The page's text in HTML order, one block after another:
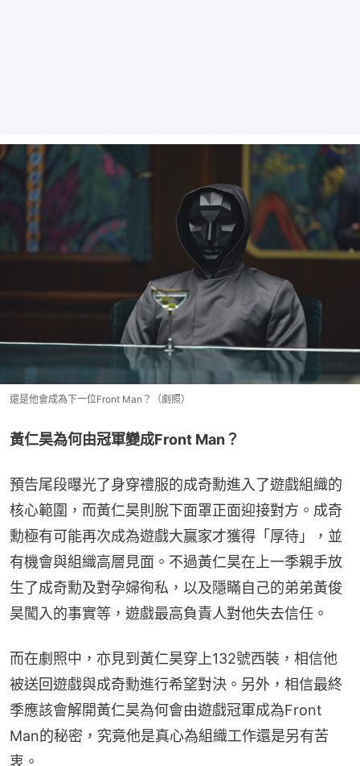
還是他會成為下一位Front Man？（劇照）
黃仁昊為何由冠軍變成Front Man？
預告尾段曝光了身穿禮服的成奇勳進入了遊戲組織的
核心範圍，而黃仁昊則脫下面罩正面迎接對方。成奇
勳極有可能再次成為遊戲大贏家才獲得「厚待」，並
有機會與組織高層見面。不過黃仁昊在上一季親手放
生了成奇勳及對孕婦徇私，以及隱瞞自己的弟弟黃俊
昊闖入的事實等，遊戲最高負責人對他失去信任。
而在劇照中，亦見到黃仁昊穿上132號西裝，相信他
被送回遊戲與成奇勳進行希望對決。另外，相信最終
季應該會解開黃仁昊為何會由遊戲冠軍成為Front
Man的秘密，究竟他是真心為組織工作還是另有苦
衷。